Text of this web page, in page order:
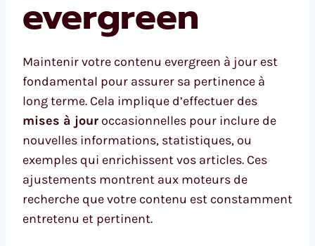
evergreen
Maintenir votre contenu evergreen à jour est
fondamental pour assurer sa pertinence à
long terme. Cela implique d’effectuer des
mises à jour occasionnelles pour inclure de
nouvelles informations, statistiques, ou
exemples qui enrichissent vos articles. Ces
ajustements montrent aux moteurs de
recherche que votre contenu est constamment
entretenu et pertinent.